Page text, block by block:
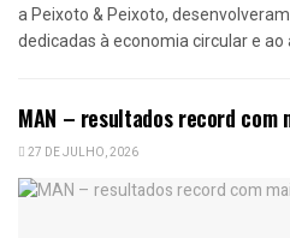
a Peixoto & Peixoto,
dedicadas à economia circular e ao
MAN – resultados record com
27 DE JULHO, 2026